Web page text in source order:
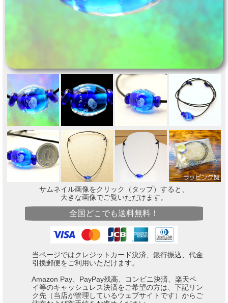
サムネイル画像をクリック（タップ）すると、
大きな画像でご覧いただけます。
全国どこでも送料無料！
当ページではクレジットカード決済、銀行振込、代金
引換郵便をご利用いただけます。
Amazon Pay、PayPay残高、コンビニ決済、楽天ペ
イ等のキャッシュレス決済をご希望の方は、下記リン
ク先（当店が管理しているウェブサイトです）からご